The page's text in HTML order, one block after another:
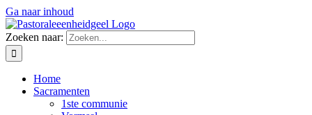
Ga naar inhoud
Zoeken naar:
Home
Sacramenten
1ste communie